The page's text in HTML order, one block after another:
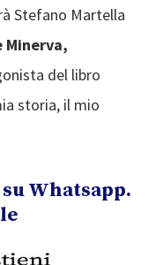
Stefano Martella
Minerva,
del libro
storia, il mio
Whatsapp.